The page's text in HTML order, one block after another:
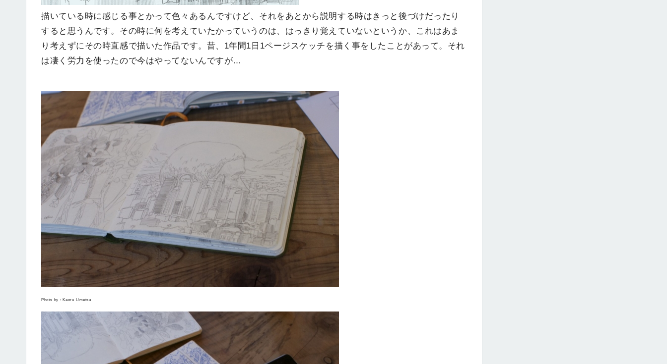
描いている時に感じる事とかって色々あるんですけど、それをあとから説明する時はきっと後づけだったり
すると思うんです。その時に何を考えていたかっていうのは、はっきり覚えていないというか、これはあま
り考えずにその時直感で描いた作品です。昔、1年間1日1ページスケッチを描く事をしたことがあって。それ
は凄く労力を使ったので今はやってないんですが…
Photo by：Kaoru Umetsu